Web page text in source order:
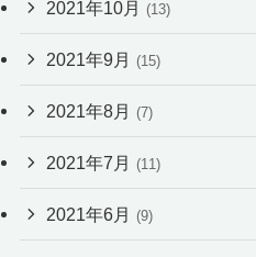
2021年10月 (13)
2021年9月 (15)
2021年8月 (7)
2021年7月 (11)
2021年6月 (9)